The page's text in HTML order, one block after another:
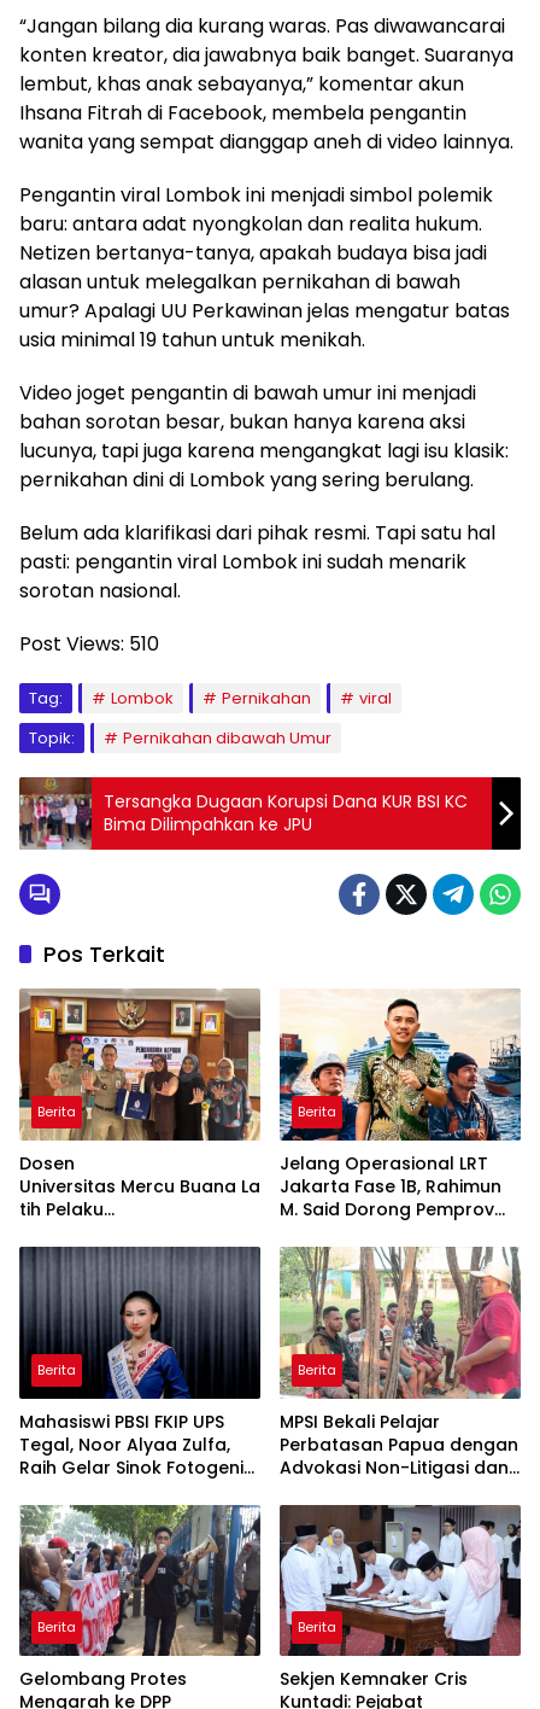
“Jangan bilang dia kurang waras. Pas diwawancarai
konten kreator, dia jawabnya baik banget. Suaranya
lembut, khas anak sebayanya,” komentar akun
Ihsana Fitrah di Facebook, membela pengantin
wanita yang sempat dianggap aneh di video lainnya.
Pengantin viral Lombok ini menjadi simbol polemik
baru: antara adat nyongkolan dan realita hukum.
Netizen bertanya-tanya, apakah budaya bisa jadi
alasan untuk melegalkan pernikahan di bawah
umur? Apalagi UU Perkawinan jelas mengatur batas
usia minimal 19 tahun untuk menikah.
Video joget pengantin di bawah umur ini menjadi
bahan sorotan besar, bukan hanya karena aksi
lucunya, tapi juga karena mengangkat lagi isu klasik:
pernikahan dini di Lombok yang sering berulang.
Belum ada klarifikasi dari pihak resmi. Tapi satu hal
pasti: pengantin viral Lombok ini sudah menarik
sorotan nasional.
Post Views: 510
Tag: Lombok Pernikahan
viral
Topik:
Pernikahan dibawah Umur
Tersangka Dugaan Korupsi Dana KUR BSI KC
Bima Dilimpahkan ke JPU
Pos Terkait
Berita
Dosen
Universitas Mercu Buana La
tih Pelaku
Lewat Kemasan
Berita
Jelang Operasional LRT
Jakarta Fase 1B, Rahimun
M. Said Dorong Pemprov
Economic Corridor
Initiative
Berita
Mahasiswi PBSI FKIP UPS
Tegal, Noor Alyaa Zulfa,
Raih Gelar Sinok Fotogenik
Berita
MPSI Bekali Pelajar
Perbatasan Papua dengan
Advokasi Non-Litigasi dan
Berita
Gelombang Protes
Mengarah ke DPP
Berita
Sekjen Kemnaker Cris
Kuntadi: Pejabat